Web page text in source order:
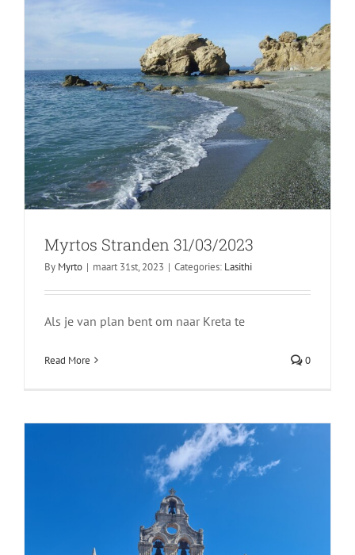
Myrtos Stranden 31/03/2023
By Myrto | maart 31st, 2023 | Categories: Lasithi
Als je van plan bent om naar Kreta te
Read More 0
Foto's Rethymnon